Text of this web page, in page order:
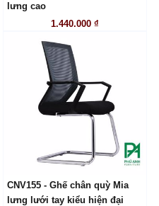
lưng cao
1.440.000 ₫
LIÊN HỆ
CNV155 - Ghế chân quỳ Mia
lưng lưới tay kiểu hiện đại